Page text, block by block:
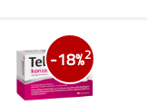
-18%2